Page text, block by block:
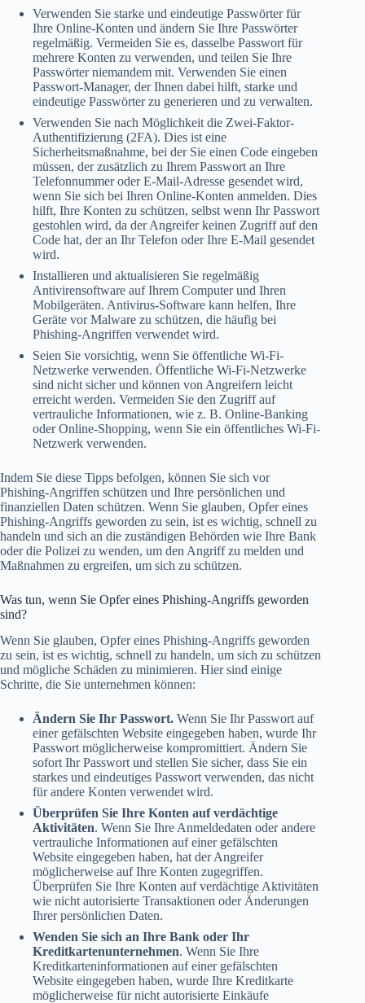
Verwenden Sie starke und eindeutige Passwörter für
Ihre Online-Konten und ändern Sie Ihre Passwörter
regelmäßig. Vermeiden Sie es, dasselbe Passwort für
mehrere Konten zu verwenden, und teilen Sie Ihre
Passwörter niemandem mit. Verwenden Sie einen
Passwort-Manager, der Ihnen dabei hilft, starke und
eindeutige Passwörter zu generieren und zu verwalten.
Verwenden Sie nach Möglichkeit die Zwei-Faktor-
Authentifizierung (2FA). Dies ist eine
Sicherheitsmaßnahme, bei der Sie einen Code eingeben
müssen, der zusätzlich zu Ihrem Passwort an Ihre
Telefonnummer oder E-Mail-Adresse gesendet wird,
wenn Sie sich bei Ihren Online-Konten anmelden. Dies
hilft, Ihre Konten zu schützen, selbst wenn Ihr Passwort
gestohlen wird, da der Angreifer keinen Zugriff auf den
Code hat, der an Ihr Telefon oder Ihre E-Mail gesendet
wird.
Installieren und aktualisieren Sie regelmäßig
Antivirensoftware auf Ihrem Computer und Ihren
Mobilgeräten. Antivirus-Software kann helfen, Ihre
Geräte vor Malware zu schützen, die häufig bei
Phishing-Angriffen verwendet wird.
Seien Sie vorsichtig, wenn Sie öffentliche Wi-Fi-
Netzwerke verwenden. Öffentliche Wi-Fi-Netzwerke
sind nicht sicher und können von Angreifern leicht
erreicht werden. Vermeiden Sie den Zugriff auf
vertrauliche Informationen, wie z. B. Online-Banking
oder Online-Shopping, wenn Sie ein öffentliches Wi-Fi-
Netzwerk verwenden.
Indem Sie diese Tipps befolgen, können Sie sich vor
Phishing-Angriffen schützen und Ihre persönlichen und
finanziellen Daten schützen. Wenn Sie glauben, Opfer eines
Phishing-Angriffs geworden zu sein, ist es wichtig, schnell zu
handeln und sich an die zuständigen Behörden wie Ihre Bank
oder die Polizei zu wenden, um den Angriff zu melden und
Maßnahmen zu ergreifen, um sich zu schützen.
Was tun, wenn Sie Opfer eines Phishing-Angriffs geworden
sind?
Wenn Sie glauben, Opfer eines Phishing-Angriffs geworden
zu sein, ist es wichtig, schnell zu handeln, um sich zu schützen
und mögliche Schäden zu minimieren. Hier sind einige
Schritte, die Sie unternehmen können:
Ändern Sie Ihr Passwort. Wenn Sie Ihr Passwort auf
einer gefälschten Website eingegeben haben, wurde Ihr
Passwort möglicherweise kompromittiert. Ändern Sie
sofort Ihr Passwort und stellen Sie sicher, dass Sie ein
starkes und eindeutiges Passwort verwenden, das nicht
für andere Konten verwendet wird.
Überprüfen Sie Ihre Konten auf verdächtige
Aktivitäten. Wenn Sie Ihre Anmeldedaten oder andere
vertrauliche Informationen auf einer gefälschten
Website eingegeben haben, hat der Angreifer
möglicherweise auf Ihre Konten zugegriffen.
Überprüfen Sie Ihre Konten auf verdächtige Aktivitäten
wie nicht autorisierte Transaktionen oder Änderungen
Ihrer persönlichen Daten.
Wenden Sie sich an Ihre Bank oder Ihr
Kreditkartenunternehmen. Wenn Sie Ihre
Kreditkarteninformationen auf einer gefälschten
Website eingegeben haben, wurde Ihre Kreditkarte
möglicherweise für nicht autorisierte Einkäufe